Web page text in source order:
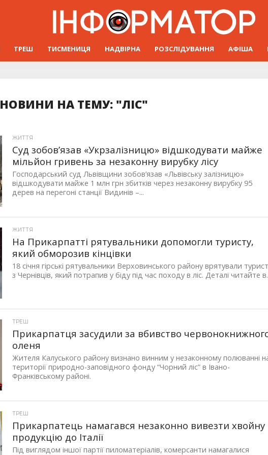
ТРЕШ ТИСМЕНИЦЯ НАДВІРНА РОЗСЛІДУВАННЯ АФІША
НОВИНИ НА ТЕМУ: "ЛІС"
ЖИТТЯ
Суд зобов’язав «Укрзалізницю» відшкодувати майже
мільйон гривень за незаконну вирубку лісу
Господарський суд Львівщини зобов’язав «Львівську залізницю»
відшкодувати майже 1 млн грн збитків через незаконну вирубку 95
дерев на перегоні станції Видинів –...
ЖИТТЯ
На Прикарпатті рятувальники допомогли туристу,
який обморозив кінцівки
18 січня гірські рятувальники Верховинського району врятували
з Чернівців, який потрапив у біду під час походу в ліс. Деталі читайте
ТРЕШ
Прикарпатця засудили за вбивство
оленя
Жителя Калуського району визнано винним у незаконному полюванні
території природно-заповідного фонду “Чорний ліс” в Івано-
Франківському районі.
ТРЕШ
Прикарпатець намагався незаконно вивезти хвойну
продукцію до Італії
Під виглядом іншої партії пиломатеріалів, комерсанти намагалися